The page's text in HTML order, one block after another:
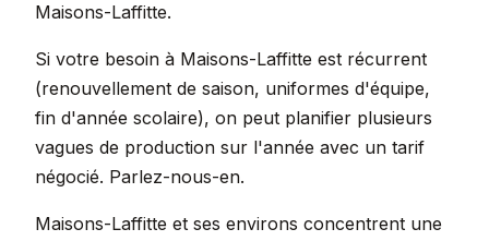
Maisons-Laffitte.
Si votre besoin à Maisons-Laffitte est récurrent
(renouvellement de saison, uniformes d'équipe,
fin d'année scolaire), on peut planifier plusieurs
vagues de production sur l'année avec un tarif
négocié. Parlez-nous-en.
Maisons-Laffitte et ses environs concentrent une